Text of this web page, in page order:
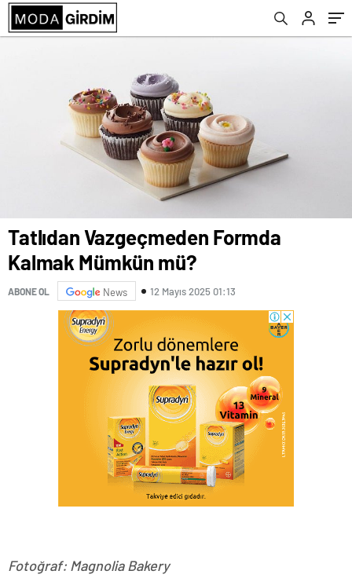
Tatlıdan Vazgeçmeden Formda
Kalmak Mümkün mü?
ABONE OL News 12 Mayıs 2025 01:13
Fotoğraf: Magnolia Bakery